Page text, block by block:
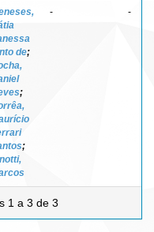
de;
;
;
- -
1 a 3 de 3